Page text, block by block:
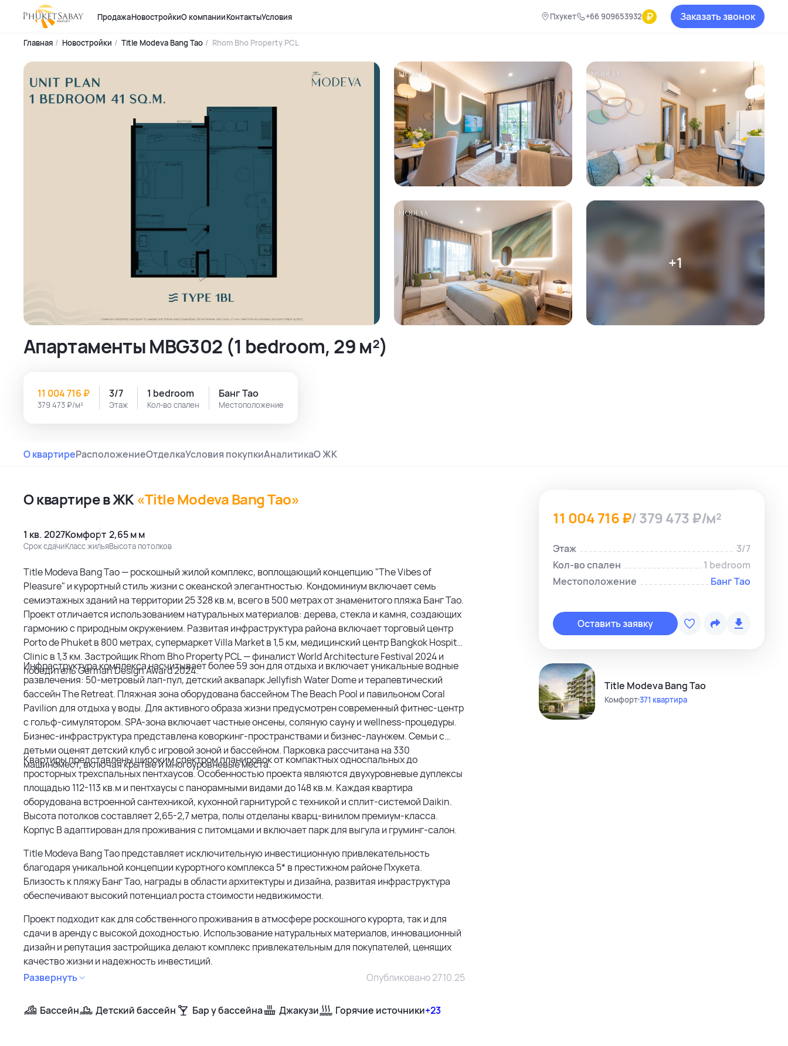
ПродажаНовостройкиО компанииКонтактыУсловия Пхукет +66 909653932 ₽ Заказать звонок
Главная Новостройки Title Modeva Bang Tao Rhom Bho Property PCL
+1
Апартаменты MBG302 (1 bedroom, 29 м²)
379 473 ₽/м²
11 004 716 ₽
Этаж
3/7
Кол-во спален
1 bedroom
Местоположение
Банг Тао
О квартиреРасположениеОтделкаУсловия покупкиАналитикаО ЖК
О квартире в ЖК «Title Modeva Bang Tao»
1 кв. 2027
Срок сдачи
Комфорт
Класс жилья
2,65 м м
Высота потолков
Title Modeva Bang Tao — роскошный жилой комплекс, воплощающий концепцию "The Vibes of
Pleasure" и курортный стиль жизни с океанской элегантностью. Кондоминиум включает семь
семиэтажных зданий на территории 25 328 кв.м, всего в 500 метрах от знаменитого пляжа Банг Тао.
Проект отличается использованием натуральных материалов: дерева, стекла и камня, создающих
гармонию с природным окружением. Развитая инфраструктура района включает торговый центр
Porto de Phuket в 800 метрах, супермаркет Villa Market в 1,5 км, медицинский центр Bangkok Hospital
Clinic в 1,3 км. Застройщик Rhom Bho Property PCL — финалист World Architecture Festival 2024 и
победитель German Design Award 2024.
Инфраструктура комплекса насчитывает более 59 зон для отдыха и включает уникальные водные
развлечения: 50-метровый лап-пул, детский аквапарк Jellyfish Water Dome и терапевтический
бассейн The Retreat. Пляжная зона оборудована бассейном The Beach Pool и павильоном Coral
Pavilion для отдыха у воды. Для активного образа жизни предусмотрен современный фитнес-центр
с гольф-симулятором. SPA-зона включает частные онсены, соляную сауну и wellness-процедуры.
Бизнес-инфраструктура представлена коворкинг-пространствами и бизнес-лаунжем. Семьи с
детьми оценят детский клуб с игровой зоной и бассейном. Парковка рассчитана на 330
машиномест, включая крытые и многоуровневые места.
Квартиры представлены широким спектром планировок от компактных односпальных до
просторных трехспальных пентхаусов. Особенностью проекта являются двухуровневые дуплексы
площадью 112-113 кв.м и пентхаусы с панорамными видами до 148 кв.м. Каждая квартира
оборудована встроенной сантехникой, кухонной гарнитурой с техникой и сплит-системой Daikin.
Высота потолков составляет 2,65-2,7 метра, полы отделаны кварц-винилом премиум-класса.
Корпус B адаптирован для проживания с питомцами и включает парк для выгула и груминг-салон.
Title Modeva Bang Tao представляет исключительную инвестиционную привлекательность
благодаря уникальной концепции курортного комплекса 5* в престижном районе Пхукета.
Близость к пляжу Банг Тао, награды в области архитектуры и дизайна, развитая инфраструктура
обеспечивают высокий потенциал роста стоимости недвижимости.
Проект подходит как для собственного проживания в атмосфере роскошного курорта, так и для
сдачи в аренду с высокой доходностью. Использование натуральных материалов, инновационный
дизайн и репутация застройщика делают комплекс привлекательным для покупателей, ценящих
качество жизни и надежность инвестиций.
Развернуть
Опубликовано 27.10.25
Бассейн Детский бассейн Бар у бассейна Джакузи Горячие источники+23
11 004 716 ₽/ 379 473 ₽/м²
Этаж
3/7
Кол-во спален
1 bedroom
Местоположение
Банг Тао
Оставить заявку
Копировать
WhatsApp-
Title Modeva Bang Tao
Комфорт371 квартира